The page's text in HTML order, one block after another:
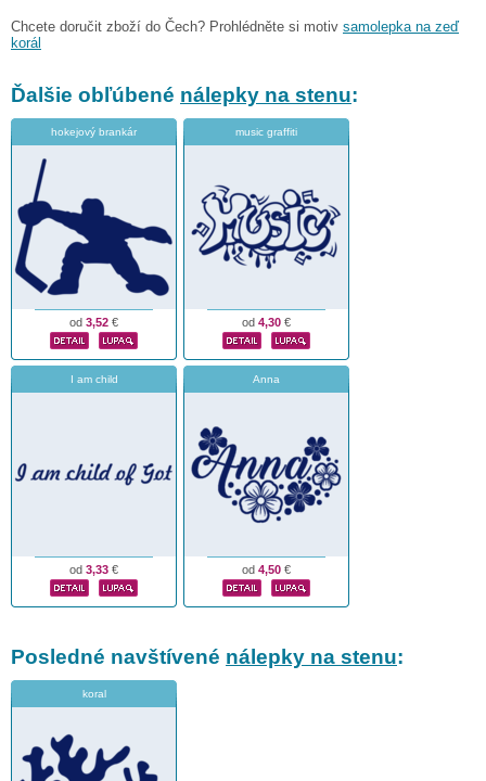
Chcete doručit zboží do Čech? Prohlédněte si motiv samolepka na zeď
korál
Ďalšie obľúbené nálepky na stenu:
hokejový brankár
od 3,52 €
music graffiti
od 4,30 €
I am child
od 3,33 €
Anna
od 4,50 €
Posledné navštívené nálepky na stenu:
koral